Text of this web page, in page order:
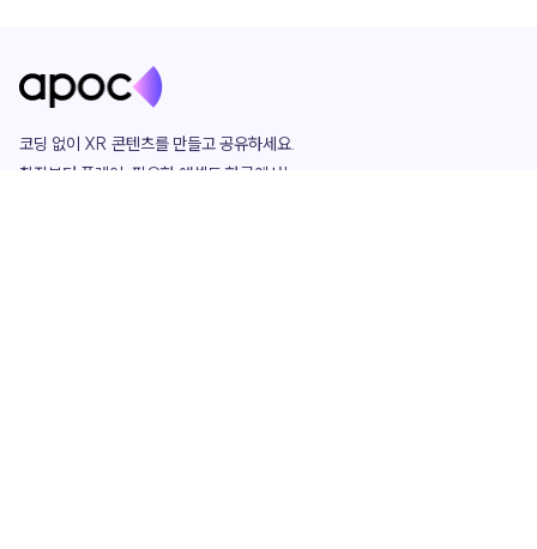
코딩 없이 XR 콘텐츠를 만들고 공유하세요.
창작부터 플레이, 필요한 애셋도 한곳에서!